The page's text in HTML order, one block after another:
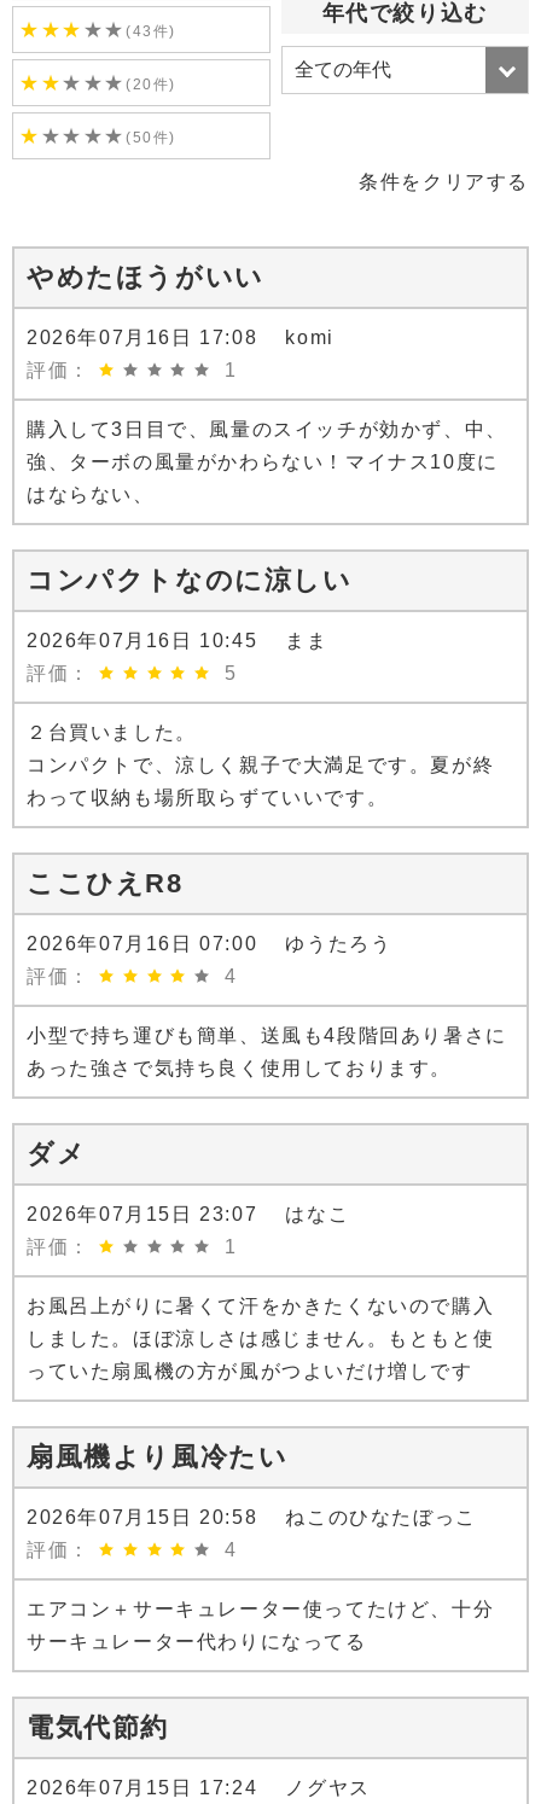
★ ★★ ★★(43件)
★ ★★ ★★(20件)
★ ★★ ★★(50件)
年代で絞り込む
条件をクリアする
やめたほうがいい
2026年07月16日 17:08 komi
評価：
1
購入して3日目で、風量のスイッチが効かず、中、
強、ターボの風量がかわらない！マイナス10度に
はならない、
コンパクトなのに涼しい
2026年07月16日 10:45 まま
評価：
5
２台買いました。
コンパクトで、涼しく親子で大満足です。夏が終
わって収納も場所取らずていいです。
ここひえR8
2026年07月16日 07:00 ゆうたろう
評価：
4
小型で持ち運びも簡単、送風も4段階回あり暑さに
あった強さで気持ち良く使用しております。
ダメ
2026年07月15日 23:07 はなこ
評価：
1
お風呂上がりに暑くて汗をかきたくないので購入
しました。ほぼ涼しさは感じません。もともと使
っていた扇風機の方が風がつよいだけ増しです
扇風機より風冷たい
2026年07月15日 20:58 ねこのひなたぼっこ
評価：
4
エアコン＋サーキュレーター使ってたけど、十分
サーキュレーター代わりになってる
電気代節約
2026年07月15日 17:24 ノグヤス